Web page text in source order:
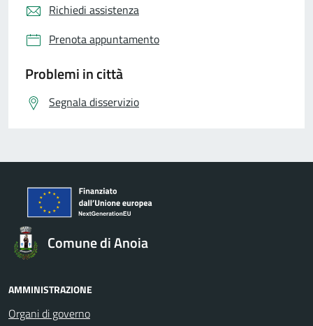
Richiedi assistenza
Prenota appuntamento
Problemi in città
Segnala disservizio
Comune di Anoia
AMMINISTRAZIONE
Organi di governo